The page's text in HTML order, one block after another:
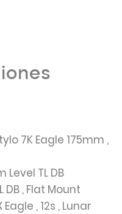
7K Eagle 175mm ,
Level TL DB
DB , Flat Mount
Eagle , 12s , Lunar